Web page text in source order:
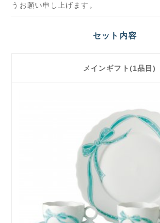
うお願い申し上げます。
セット内容
メインギフト(1品目)